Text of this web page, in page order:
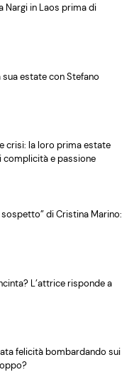
Nargi in Laos prima di
estate con Stefano
crisi: la loro prima estate
complicità e passione
di Cristina Marino:
L’attrice risponde a
felicità bombardando sui